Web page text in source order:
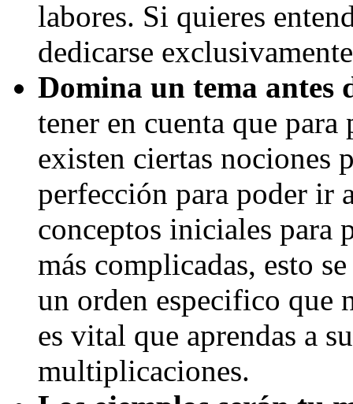
labores. Si quieres
dedicarse
Domina un tema antes
tener en cuenta que
existen ciertas nociones
perfección para poder ir
conceptos iniciales para
más complicadas, esto
un orden especifico que
es vital que aprendas a
multiplicaciones.